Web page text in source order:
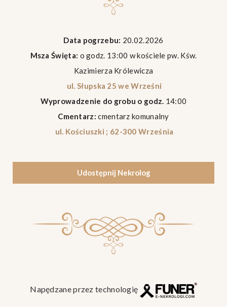
Data pogrzebu: 20.02.2026
Msza Święta: o godz. 13:00 w kościele pw. Kśw.
Kazimierza Królewicza
ul. Słupska 25 we Wrześni
Wyprowadzenie do grobu o godz. 14:00
Cmentarz: cmentarz komunalny
ul. Kościuszki ; 62-300 Września
Udostępnij Nekrolog
Napędzane przez technologię